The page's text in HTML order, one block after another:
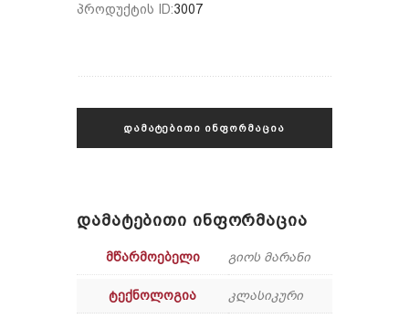
პროდუქტის ID:3007
ᲓᲐᲛᲐᲢᲔᲑᲘᲗᲘ ᲘᲜᲤᲝᲠᲛᲐᲪᲘᲐ
ᲓᲐᲛᲐᲢᲔᲑᲘᲗᲘ ᲘᲜᲤᲝᲠᲛᲐᲪᲘᲐ
ᲛᲬᲐᲠᲛᲝᲔᲑᲔᲚᲘ გიოს მარანი
ᲢᲔᲥᲜᲝᲚᲝᲒᲘᲐ კლასიკური